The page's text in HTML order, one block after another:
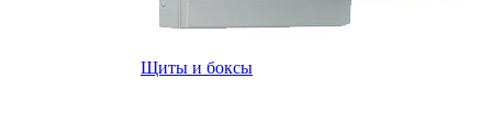
Щиты и боксы